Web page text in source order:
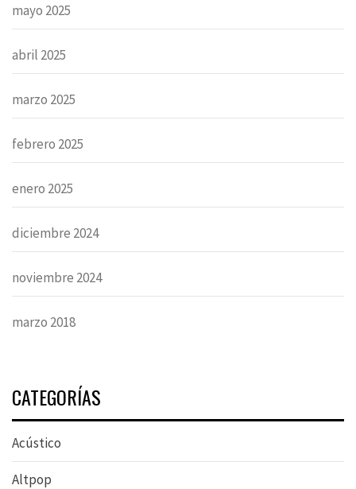
mayo 2025
abril 2025
marzo 2025
febrero 2025
enero 2025
diciembre 2024
noviembre 2024
marzo 2018
CATEGORÍAS
Acústico
Altpop